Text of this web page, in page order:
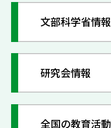
文部科学省情報
研究会情報
全国の教育活動